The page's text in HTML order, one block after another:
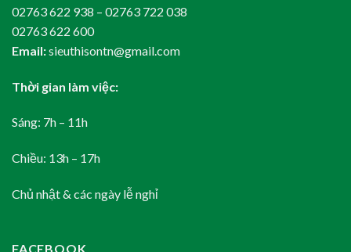
02763 622 938 – 02763 722 038
02763 622 600
Email:sieuthisontn@gmail.com
Thời gian làm việc:
Sáng: 7h – 11h
Chiều: 13h – 17h
Chủ nhật & các ngày lễ nghỉ
FACEBOOK